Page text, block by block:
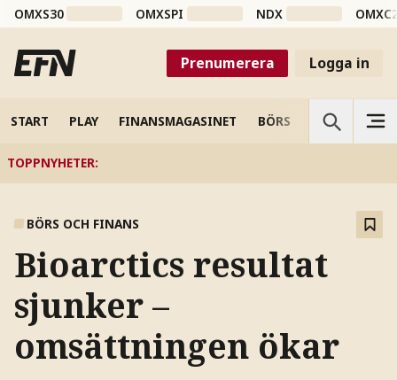
OMXS30 OMXSPI NDX
Prenumerera Logga in
START PLAY FINANSMAGASINET BÖRS VETENSKAP
TOPPNYHETER:
BÖRS OCH FINANS
Bioarctics resultat
sjunker –
omsättningen ökar